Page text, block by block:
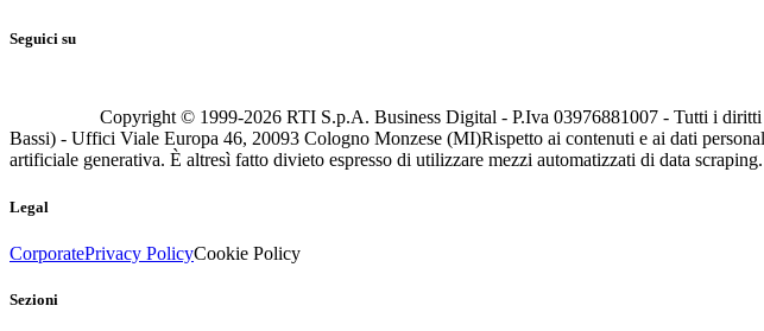
Seguici su
Copyright © 1999-2026 RTI S.p.A. Business Digital - P.Iva 03976881007 - Tutti i
Bassi) - Uffici Viale Europa 46, 20093 Cologno Monzese (MI)Rispetto ai contenuti e ai dati
artificiale generativa. È altresì fatto divieto espresso di utilizzare mezzi automatizzati di data scraping.
Legal
CorporatePrivacy PolicyCookie Policy
Sezioni